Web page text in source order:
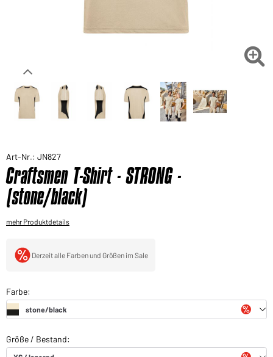
Sie möchten gerne für Ihren privaten Bedarf

Art-Nr.: JN827
Craftsmen T-Shirt - STRONG -
(stone/black)
mehr Produktdetails
Derzeit alle Farben und Größen im Sale